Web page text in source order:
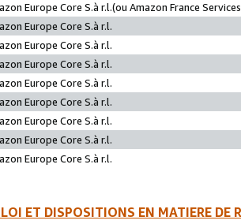
Europe Core S.à r.l.(ou Amazon France
Europe Core S.à r.l.
Europe Core S.à r.l.
Europe Core S.à r.l.
Europe Core S.à r.l.
Europe Core S.à r.l.
Europe Core S.à r.l.
Europe Core S.à r.l.
Europe Core S.à r.l.
ET DISPOSITIONS EN MATIERE DE